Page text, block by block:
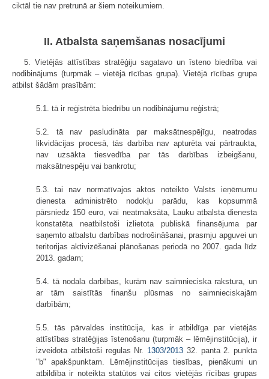
ciktāl tie nav pretrunā ar šiem noteikumiem.
II. Atbalsta saņemšanas nosacījumi
5. Vietējās attīstības stratēģiju sagatavo un īsteno biedrība vai
nodibinājums (turpmāk – vietējā rīcības grupa). Vietējā rīcības grupa
atbilst šādām prasībām:
5.1. tā ir reģistrēta biedrību un nodibinājumu reģistrā;
5.2. tā nav pasludināta par maksātnespējīgu, neatrodas
likvidācijas procesā, tās darbība nav apturēta vai pārtraukta,
nav uzsākta tiesvedība par tās darbības izbeigšanu,
maksātnespēju vai bankrotu;
5.3. tai nav normatīvajos aktos noteikto Valsts ieņēmumu
dienesta administrēto nodokļu parādu, kas kopsummā
pārsniedz 150 euro, vai neatmaksāta, Lauku atbalsta dienesta
konstatēta neatbilstoši izlietota publiskā finansējuma par
saņemto atbalstu darbības nodrošināšanai, prasmju apguvei un
teritorijas aktivizēšanai plānošanas periodā no 2007. gada līdz
2013. gadam;
5.4. tā nodala darbības, kurām nav saimnieciska rakstura, un
ar tām saistītās finanšu plūsmas no saimnieciskajām
darbībām;
5.5. tās pārvaldes institūcija, kas ir atbildīga par vietējās
attīstības stratēģijas īstenošanu (turpmāk – lēmējinstitūcija), ir
izveidota atbilstoši regulas Nr. 1303/2013 32. panta 2. punkta
"b" apakšpunktam. Lēmējinstitūcijas tiesības, pienākumi un
atbildība ir noteikta statūtos vai citos vietējās rīcības grupas